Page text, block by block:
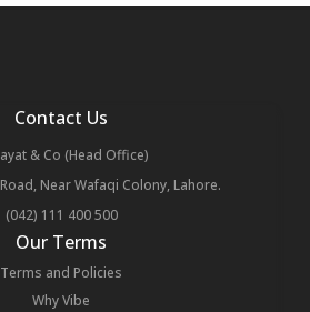
Contact Us
& Co (Head Office)
Near Wafaqi Colony, Lahore.
(042) 111 400 500
Our Terms
Terms and Policies
Why Vibe